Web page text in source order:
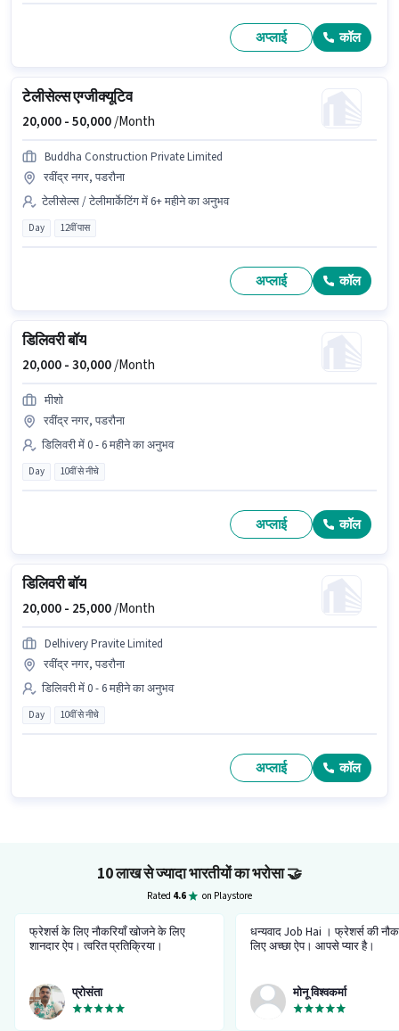
अप्लाई कॉल
टेलीसेल्स एग्जीक्यूटिव
20,000 -50,000/Month
Buddha Construction Private Limited
रवींद्र नगर, पडरौना
टेलीसेल्स / टेलीमार्केटिंग में 6+ महीने का अनुभव
Day 12वीं पास
अप्लाई कॉल
डिलिवरी बॉय
20,000 -30,000/Month
मीशो
रवींद्र नगर, पडरौना
डिलिवरी में 0 - 6 महीने का अनुभव
Day 10वीं से नीचे
अप्लाई कॉल
डिलिवरी बॉय
20,000 - 25,000/Month
Delhivery Pravite Limited
रवींद्र नगर, पडरौना
डिलिवरी में 0 - 6 महीने का अनुभव
Day 10वीं से नीचे
अप्लाई कॉल
10 लाख से ज्यादा भारतीयों का भरोसा🤝
Rated 4.6 on Playstore
फ्रेशर्स के लिए नौकरियाँ खोजने के लिए
शानदार ऐप। त्वरित प्रतिक्रिया।
प्रोसंता
धन्यवाद Job Hai । फ्रेशर्स की
लिए अच्छा ऐप। आपसे प्यार है।
मोनू विश्वकर्मा